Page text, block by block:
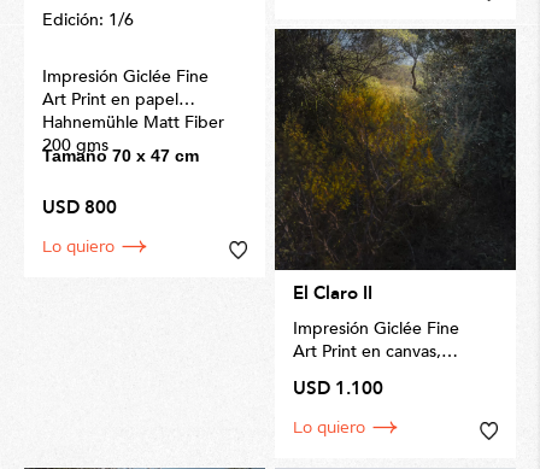
Edición: 1/6
Impresión Giclée Fine
Art Print en papel
Hahnemühle Matt Fiber
200 gms
Tamaño 70 x 47 cm
USD 800
Lo quiero
El Claro II
Impresión Giclée Fine
Art Print en canvas,
Prints
Tamaño 110 x 72cm
USD 1.100
Lo quiero